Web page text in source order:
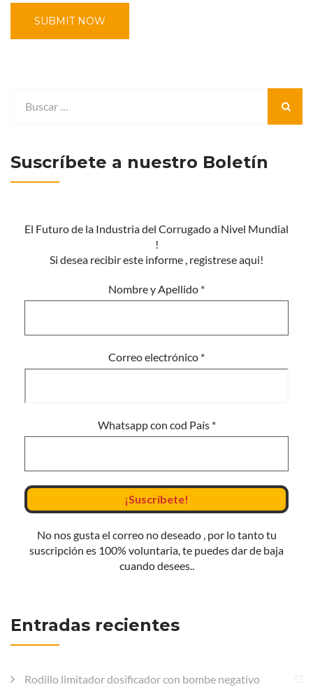
Suscríbete a nuestro Boletín
El Futuro de la Industria del Corrugado a Nivel Mundial
!
Si desea recibir este informe , registrese aqui!
Nombre y Apellido *
Correo electrónico *
Whatsapp con cod País *
No nos gusta el correo no deseado , por lo tanto tu
suscripción es 100% voluntaria, te puedes dar de baja
cuando desees..
Entradas recientes
Rodillo limitador dosificador con bombe negativo